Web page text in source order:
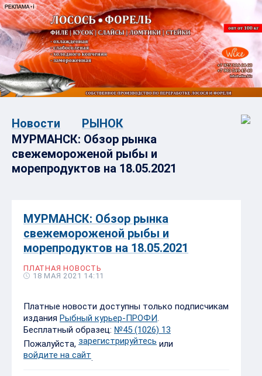
Новости
РЫНОК
МУРМАНСК: Обзор рынка
свежемороженой рыбы и
морепродуктов на 18.05.2021
МУРМАНСК: Обзор рынка
свежемороженой рыбы и
морепродуктов на 18.05.2021
ПЛАТНАЯ НОВОСТЬ
18 МАЯ 2021 14:11
Платные новости доступны только подписчикам
издания Рыбный курьер-ПРОФИ.
Бесплатный образец: №45 (1026) 13
Пожалуйста, зарегистрируйтесь или
войдите на сайт.